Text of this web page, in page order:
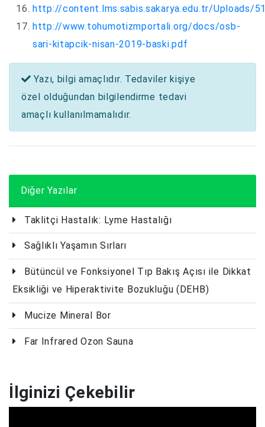
http://content.lms.sabis.sakarya.edu.tr/Uploads/
http://www.tohumotizmportali.org/docs/osb-
sari-kitapcik-nisan-2019-baski.pdf
Yazı, bilgi amaçlıdır. Tedaviler kişiye
özel olduğundan bilgilendirme tedavi
amaçlı kullanılmamalıdır.
Diğer Yazılar
Taklitçi Hastalık: Lyme Hastalığı
Sağlıklı Yaşamın Sırları
Bütüncül ve Fonksiyonel Tıp Bakış Açısı ile Dikkat
Eksikliği ve Hiperaktivite Bozukluğu (DEHB)
Mucize Mineral Bor
Far Infrared Ozon Sauna
İlginizi Çekebilir